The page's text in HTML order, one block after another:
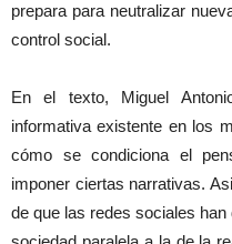
prepara para neutralizar
control social.
En el texto, Miguel
informativa existente en los
cómo se condiciona el
imponer ciertas narrativas.
de que las redes sociales